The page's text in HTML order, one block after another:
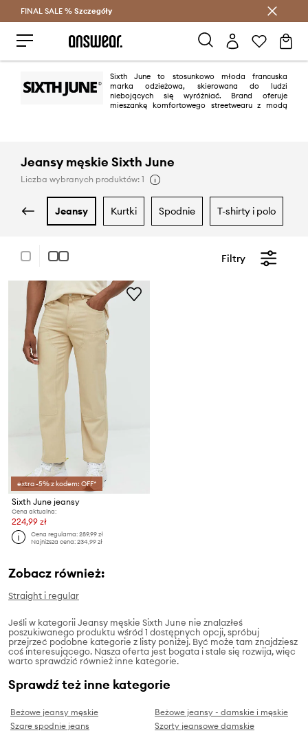
Oszczędzaj z Answear Club >
FINAL SALE % Szczegóły
Sixth June to stosunkowo młoda francuska
marka odzieżowa, skierowana do ludzi
niebojących się wyróżniać. Brand oferuje
mieszankę komfortowego streetwearu z modą
Jeansy męskie Sixth June
Liczba wybranych produktów: 1
jeansy kurtki spodnie t-shirty i polo
Filtry
extra -5% z kodem: OFF*
Sixth June jeansy
Cena aktualna:
224,99 zł
Cena regularna:289,99 zł
Najniższa cena:234,99 zł
Zobacz również:
Straight i regular
Jeśli w kategorii Jeansy męskie Sixth June nie znalazłeś
poszukiwanego produktu wśród 1 dostępnych opcji, spróbuj
przejrzeć podobne kategorie z listy poniżej. Być może tam znajdziesz
coś interesującego. Nasza oferta jest bogata i stale się rozwija, więc
warto sprawdzić również inne kategorie.
Sprawdź też inne kategorie
Beżowe jeansy męskie
Beżowe jeansy - damskie i męskie
Szare spodnie jeans
Szorty jeansowe damskie